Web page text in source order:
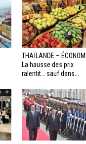
THAÏLANDE –
La hausse des prix
ralentit… sauf dans...